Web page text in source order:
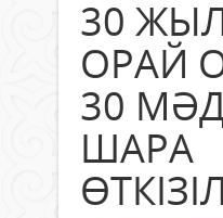
30
ОРАЙ
30
ШАРА